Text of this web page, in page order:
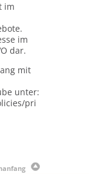
im
im
dar.
mit
unter:
pri